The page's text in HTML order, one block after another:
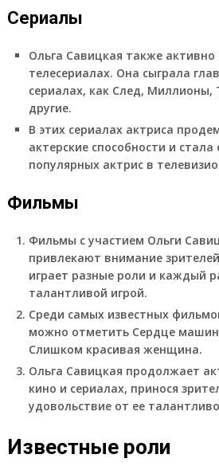
Сериалы
Ольга Савицкая также активно
телесериалах. Она сыграла
сериалах, как След, Миллионы,
другие.
В этих сериалах актриса
актерские способности и
популярных актрис в
Фильмы
Фильмы с участием Ольги
привлекают внимание
играет разные роли и каждый
талантливой игрой.
Среди самых известных
можно отметить Сердце
Слишком красивая женщина.
Ольга Савицкая продолжает
кино и сериалах, принося
удовольствие от ее
Известные роли